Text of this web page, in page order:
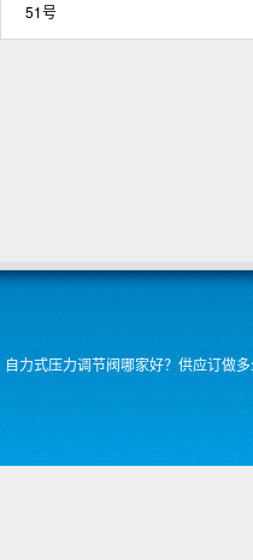
51号
自力式压力调节阀哪家好？供应订做